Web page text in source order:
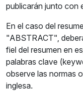
publicarán junto con
En el caso del
"ABSTRACT",
fiel del resumen en
palabras clave
observe las normas
inglesa.